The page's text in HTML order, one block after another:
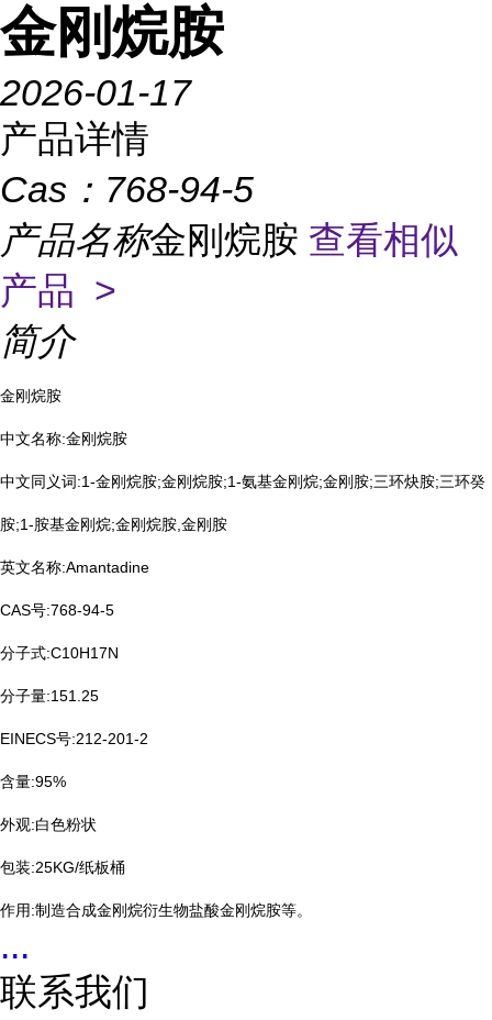
金刚烷胺
2026-01-17
产品详情
Cas： 768-94-5
产品名称金刚烷胺 查看相似
产品 >
简介
金刚烷胺
中文名称:金刚烷胺
中文同义词:1-金刚烷胺;金刚烷胺;1-氨基金刚烷;金刚胺;三环炔胺;三环癸
胺;1-胺基金刚烷;金刚烷胺,金刚胺
英文名称:Amantadine
CAS号:768-94-5
分子式:C10H17N
分子量:151.25
EINECS号:212-201-2
含量:95%
外观:白色粉状
包装:25KG/纸板桶
作用:制造合成金刚烷衍生物盐酸金刚烷胺等。
...
联系我们